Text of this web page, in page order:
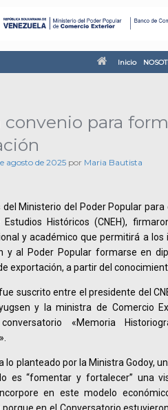
Inicio
convenio para
agosto de 2025 por Maria Bautista
Ministerio del Poder Popular
Estudios Históricos (CNEH),
y académico que permitirá a los
y al Poder Popular formarse en
exportación, a partir del
suscrito entre el presidente del
y la ministra de Comercio
«Memoria
lo planteado por la Ministra Godoy,
es “fomentar y fortalecer” una
en este modelo